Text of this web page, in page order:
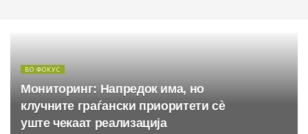
ВО ФОКУС
Мониторинг: Напредок има, но
клучните граѓански приоритети сè
уште чекаат реализација